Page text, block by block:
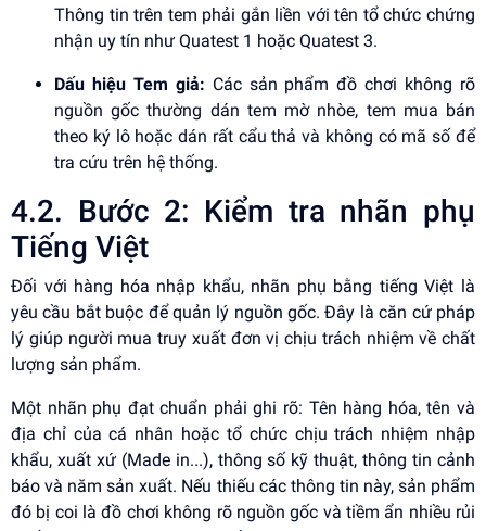
Thông tin trên tem phải gắn liền với tên tổ chức chứng
nhận uy tín như Quatest 1 hoặc Quatest 3.
Dấu hiệu Tem giả: Các sản phẩm đồ chơi không rõ
nguồn gốc thường dán tem mờ nhòe, tem mua bán
theo ký lô hoặc dán rất cẩu thả và không có mã số để
tra cứu trên hệ thống.
4.2. Bước 2: Kiểm tra nhãn phụ
Tiếng Việt
Đối với hàng hóa nhập khẩu, nhãn phụ bằng tiếng Việt là
yêu cầu bắt buộc để quản lý nguồn gốc. Đây là căn cứ pháp
lý giúp người mua truy xuất đơn vị chịu trách nhiệm về chất
lượng sản phẩm.
Một nhãn phụ đạt chuẩn phải ghi rõ: Tên hàng hóa, tên và
địa chỉ của cá nhân hoặc tổ chức chịu trách nhiệm nhập
khẩu, xuất xứ (Made in...), thông số kỹ thuật, thông tin cảnh
báo và năm sản xuất. Nếu thiếu các thông tin này, sản phẩm
đó bị coi là đồ chơi không rõ nguồn gốc và tiềm ẩn nhiều rủi